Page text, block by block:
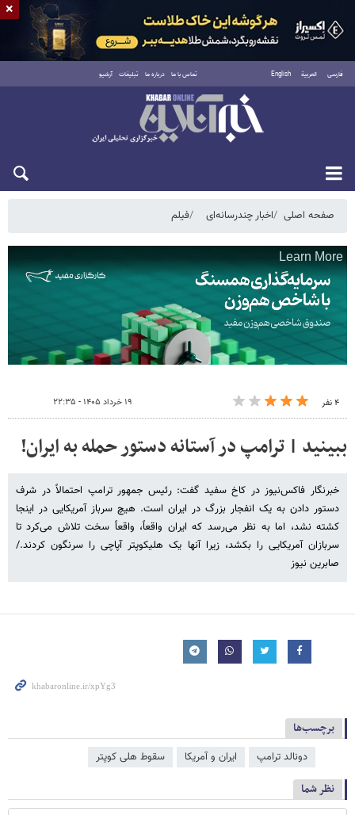
فارسی العربية English تماس با ما درباره ما تبلیغات آرشیو
شنبه ۱۷ مرداد ۱۴۰۵
صفحه اصلی اخبار چندرسانه‌ای فیلم
۴ نفر ۱۹ خرداد ۱۴۰۵ - ۲۲:۳۵
ببینید | ترامپ در آستانه دستور حمله به ایران!
خبرنگار فاکس‌نیوز در کاخ سفید گفت: رئیس جمهور ترامپ احتمالاً در شرف
دستور دادن به یک انفجار بزرگ در ایران است. هیچ سرباز آمریکایی در اینجا
کشته نشد، اما به نظر می‌رسد که ایران واقعاً، واقعاً سخت تلاش می‌کرد تا
سربازان آمریکایی را بکشد، زیرا آنها یک هلیکوپتر آپاچی را سرنگون کردند./
صابرین نیوز
برچسب‌ها
دونالد ترامپ ایران و آمریکا سقوط هلی کوپتر
نظر شما
×